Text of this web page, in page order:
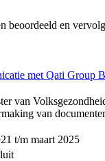
beoordeeld en
met Qati Group
van
van
t/m maart 2025